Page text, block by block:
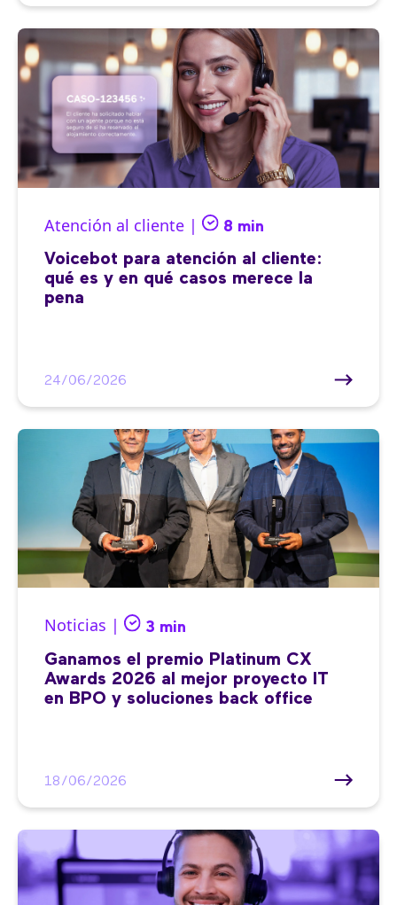
Atención al cliente | 8 min
Voicebot para atención al cliente:
qué es y en qué casos merece la
pena
24/06/2026
Noticias | 3 min
Ganamos el premio Platinum CX
Awards 2026 al mejor proyecto IT
en BPO y soluciones back office
18/06/2026